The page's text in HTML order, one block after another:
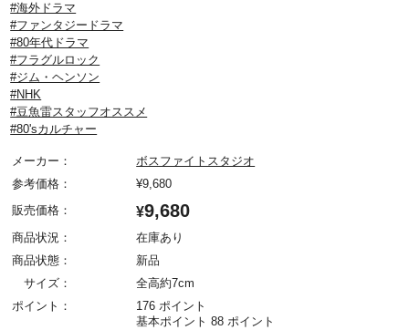
#海外ドラマ
#ファンタジードラマ
#80年代ドラマ
#フラグルロック
#ジム・ヘンソン
#NHK
#豆魚雷スタッフオススメ
#80'sカルチャー
メーカー：
ボスファイトスタジオ
参考価格：
¥9,680
販売価格：
¥9,680
商品状況：
在庫あり
商品状態：
新品
サイズ：
全高約7cm
ポイント：
176 ポイント
基本ポイント 88 ポイント